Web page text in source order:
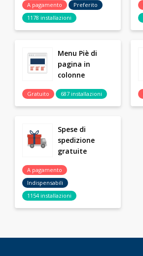
A pagamento
Preferito
1178 installazioni
Menu Piè di
pagina in
colonne
Gratuito 687 installazioni
Spese di
spedizione
gratuite
A pagamento
Indispensabili
1154 installazioni